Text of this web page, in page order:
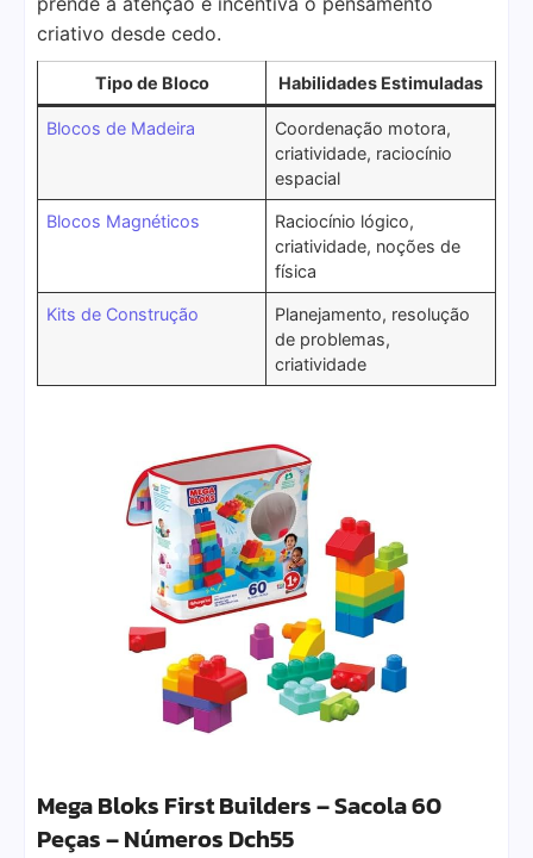
criativo desde cedo.
Tipo de Bloco Habilidades Estimuladas
Blocos de Madeira
Coordenação motora,
criatividade, raciocínio
espacial
Blocos Magnéticos
Raciocínio lógico,
criatividade, noções de
física
Kits de Construção
Planejamento, resolução
de problemas,
criatividade
Mega Bloks First Builders – Sacola 60
Peças – Números Dch55